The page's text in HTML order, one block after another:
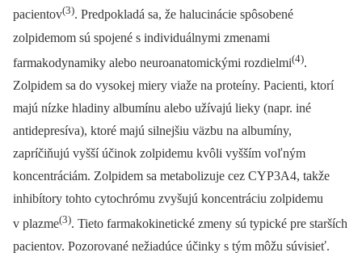
pacientov(3). Predpokladá sa, že halucinácie spôsobené
zolpidemom sú spojené s individuálnymi zmenami
farmakodynamiky alebo neuroanatomickými rozdielmi(4).
Zolpidem sa do vysokej miery viaže na proteíny. Pacienti, ktorí
majú nízke hladiny albumínu alebo užívajú lieky (napr. iné
antidepresíva), ktoré majú silnejšiu väzbu na albumíny,
zapríčiňujú vyšší účinok zolpidemu kvôli vyšším voľným
koncentráciám. Zolpidem sa metabolizuje cez CYP3A4, takže
inhibítory tohto cytochrómu zvyšujú koncentráciu zolpidemu
v plazme(3). Tieto farmakokinetické zmeny sú typické pre starších
pacientov. Pozorované nežiadúce účinky s tým môžu súvisieť.